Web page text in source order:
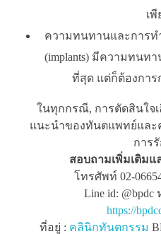
เพี
ความทนทานและการท
(implants) มีความทนท
ที่สุด แต่ก็ต้องการ
ในทุกกรณี, การตัดสินใจ
แนะนำของทันตแพทย์และ
การ
สอบถามเพิ่มเติม
โทรศัพท์ 02-
Line id: @bpdc
https://
ที่อยู่ : คลินิกทันตกรรม